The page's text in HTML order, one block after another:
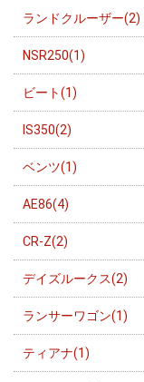
ランドクルーザー(2)
NSR250(1)
ビート(1)
IS350(2)
ベンツ(1)
AE86(4)
CR-Z(2)
デイズルークス(2)
ランサーワゴン(1)
ティアナ(1)